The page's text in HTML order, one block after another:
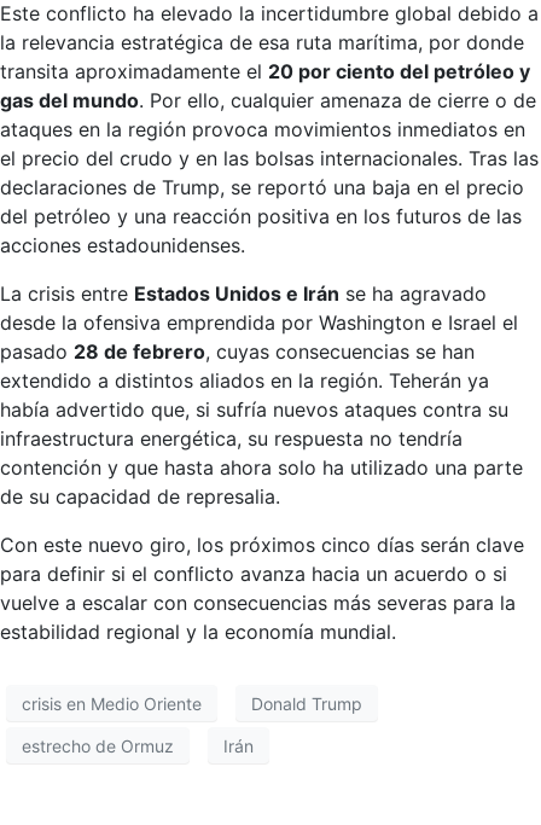
Este conflicto ha elevado la incertidumbre global debido a
la relevancia estratégica de esa ruta marítima, por donde
transita aproximadamente el 20 por ciento del petróleo y
gas del mundo. Por ello, cualquier amenaza de cierre o de
ataques en la región provoca movimientos inmediatos en
el precio del crudo y en las bolsas internacionales. Tras las
declaraciones de Trump, se reportó una baja en el precio
del petróleo y una reacción positiva en los futuros de las
acciones estadounidenses.
La crisis entre Estados Unidos e Irán se ha agravado
desde la ofensiva emprendida por Washington e Israel el
pasado 28 de febrero, cuyas consecuencias se han
extendido a distintos aliados en la región. Teherán ya
había advertido que, si sufría nuevos ataques contra su
infraestructura energética, su respuesta no tendría
contención y que hasta ahora solo ha utilizado una parte
de su capacidad de represalia.
Con este nuevo giro, los próximos cinco días serán clave
para definir si el conflicto avanza hacia un acuerdo o si
vuelve a escalar con consecuencias más severas para la
estabilidad regional y la economía mundial.
crisis en Medio Oriente Donald Trump
estrecho de Ormuz Irán